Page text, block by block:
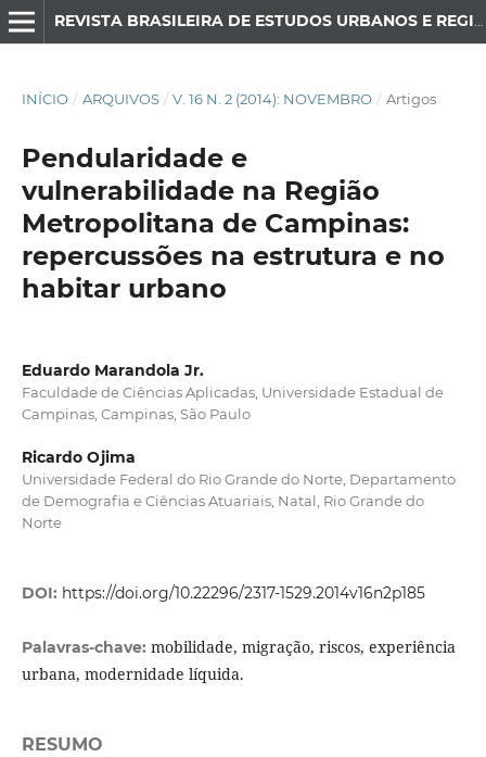
INÍCIO / ARQUIVOS / V. 16 N. 2 (2014): NOVEMBRO / Artigos
Pendularidade e
vulnerabilidade na Região
Metropolitana de Campinas:
repercussões na estrutura e no
habitar urbano
Eduardo Marandola Jr.
Faculdade de Ciências Aplicadas, Universidade Estadual de
Campinas, Campinas, São Paulo
Ricardo Ojima
Universidade Federal do Rio Grande do Norte, Departamento
de Demografia e Ciências Atuariais, Natal, Rio Grande do
Norte
DOI: https://doi.org/10.22296/2317-1529.2014v16n2p185
Palavras-chave: mobilidade, migração, riscos, experiência
urbana, modernidade líquida.
RESUMO